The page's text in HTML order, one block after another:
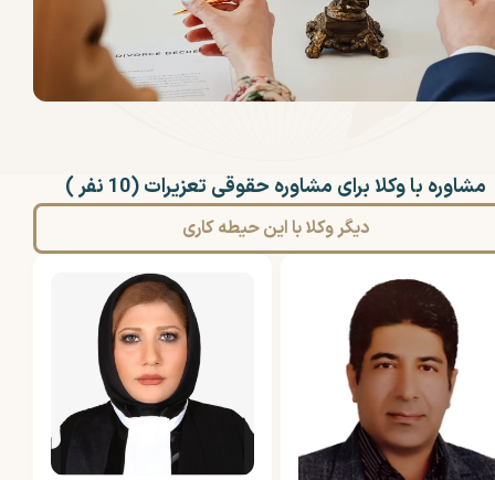
مشاوره با وکلا برای مشاوره حقوقی تعزیرات (10 نفر )
دیگر وکلا با این حیطه کاری